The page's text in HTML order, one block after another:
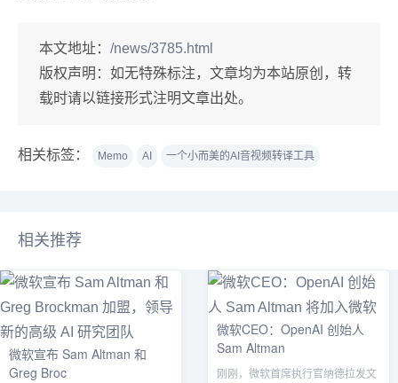
本文地址： /news/3785.html
版权声明： 如无特殊标注，文章均为本站原创，转
载时请以链接形式注明文章出处。
相关标签： Memo AI 一个小而美的AI音视频转译工具
相关推荐
微软宣布 Sam Altman 和
Greg Broc
微软CEO：OpenAI 创始人
Sam Altman
刚刚，微软首席执行官纳德拉发文